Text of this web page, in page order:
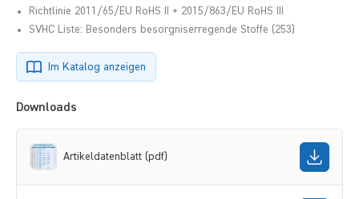
Richtlinie 2011/65/EU RoHS II + 2015/863/EU RoHS III
SVHC Liste: Besonders besorgniserregende Stoffe (253)
Im Katalog anzeigen
Downloads
Artikeldatenblatt (pdf)